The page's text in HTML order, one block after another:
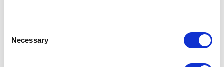
Selection
Necessaryrachunkowego nie będzie miał uprawnień do
faktur podatnika, którego obsługa nie należy do